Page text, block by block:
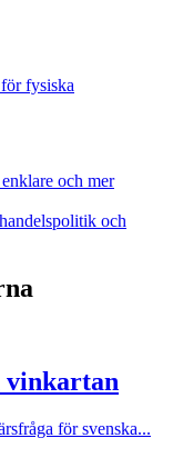
fysiska
och mer
och
vinkartan
för svenska...